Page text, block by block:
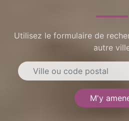
Utilisez le formulaire de
autre
M'y